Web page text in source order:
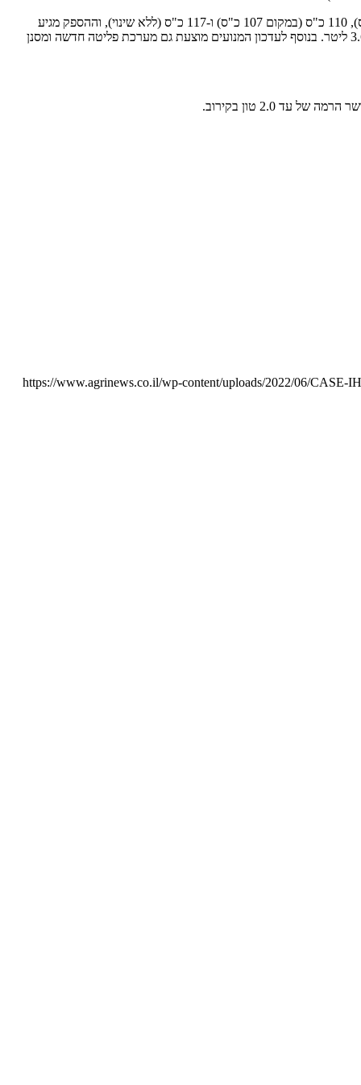
ההיצע יכלול – כפי שכלל עד כה – שלוש גרסאות: 100, 110 ו-120 עם עלייה קלה בהספק המרבי ביחס לדגמים הוותיקים יותר: 101 כ"ס (במקום 99 כ"ס), 110 כ"ס (במקום 107 כ"ס) ו-117 כ"ס (ללא שינוי), וההספק מגיע
בסל"ד נמוך יותר (2,300), וכך גם המומנט המרבי שעלה במקצת (ב-1,300 סל"ד). המנועים החדשים הם מתוצרת FPT (פיאט) והנם 4-בוכנתיים בנפח 3.6 ליטר. בנוסף לעדכון המנועים מוצעת גם מערכת פליטה חדשה ומסנן
https://www.agrinews.co.il/wp-content/uploads/2022/06/